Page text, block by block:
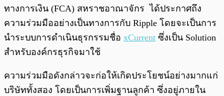
ทางการเงิน (FCA) สหราชอาณาจักร ได้ประกาศถึง
ความร่วมมืออย่างเป็นทางการกับ Ripple โดยจะเป็นการ
นำระบบการดำเนินธุรกรรมชื่อ xCurrent ซึ่งเป็น Solution
สำหรับองค์กรธุรกิจมาใช้
ความร่วมมือดังกล่าวจะก่อให้เกิดประโยชน์อย่างมากแก่
บริษัททั้งสอง โดยเป็นการเพิ่มฐานลูกค้า ซึ่งอยู่ภายใน